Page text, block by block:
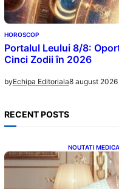
HOROSCOP
Portalul Leului 8/8:
Cinci Zodii în 2026
byEchipa Editoriala8 august 2026
RECENT POSTS
NOUTATI
din Viața
Fost Pe